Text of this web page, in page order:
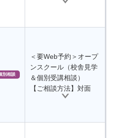
別相談
＜要Web予約＞オープ
ンスクール（校舎見学
＆個別受講相談）
【ご相談方法】対面